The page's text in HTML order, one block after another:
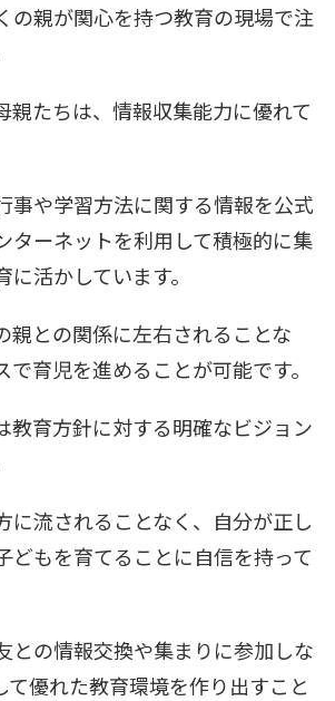
の親が関心を持つ教育の現場で注
親たちは、情報収集能力に優れて
事や学習方法に関する情報を公式
ターネットを利用して積極的に集
活かしています。
親との関係に左右されることな
で育児を進めることが可能です。
教育方針に対する明確なビジョン
に流されることなく、自分が正し
どもを育てることに自信を持って
との情報交換や集まりに参加しな
て優れた教育環境を作り出すこと